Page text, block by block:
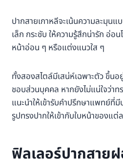
ปากสายเกาหลีจะเน้นความละมุน
เล็ก กระชับ ให้ความรู้สึกน่ารัก อ่อ
หน้าอ่อน ๆ หรือแต่งแนวใส ๆ
ทั้งสองสไตล์มีเสน่ห์เฉพาะตัว ขึ้นอ
ชอบส่วนบุคคล หากยังไม่แน่ใจว่าท
แนะนำให้เข้ารับคำปรึกษาแพทย์ที่
รูปทรงปากให้เข้ากับใบหน้าของแต่
ฟิลเลอร์ปากสาย